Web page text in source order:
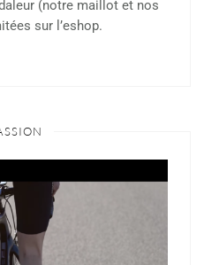
(notre maillot et nos
sur l’eshop.